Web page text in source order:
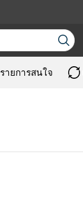
รายการสนใจ